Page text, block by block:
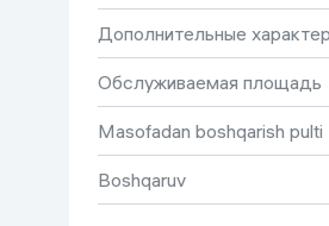
Suv sarfi: 700 ml/soat
Suv rezervuari hajmi: 20
Elektron boshqaruv,
UV chiroq suvni
Tezlik va namlash
Suv yo'qligida avtomatik
12 oylik kafolat
Дополнительные
Обслуживаемая площадь
Masofadan boshqarish pulti
Boshqaruv